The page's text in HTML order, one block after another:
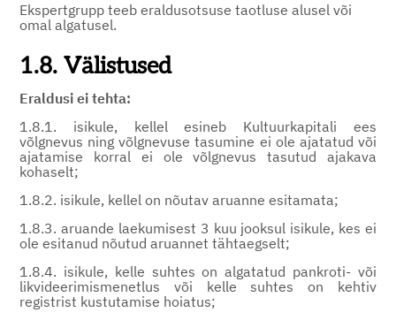
Ekspertgrupp teeb eraldusotsuse taotluse alusel või
omal algatusel.
1.8. Välistused
Eraldusi ei tehta:
1.8.1. isikule, kellel esineb Kultuurkapitali ees
võlgnevus ning võlgnevuse tasumine ei ole ajatatud või
ajatamise korral ei ole võlgnevus tasutud ajakava
kohaselt;
1.8.2. isikule, kellel on nõutav aruanne esitamata;
1.8.3. aruande laekumisest 3 kuu jooksul isikule, kes ei
ole esitanud nõutud aruannet tähtaegselt;
1.8.4. isikule, kelle suhtes on algatatud pankroti- või
likvideerimismenetlus või kelle suhtes on kehtiv
registrist kustutamise hoiatus;